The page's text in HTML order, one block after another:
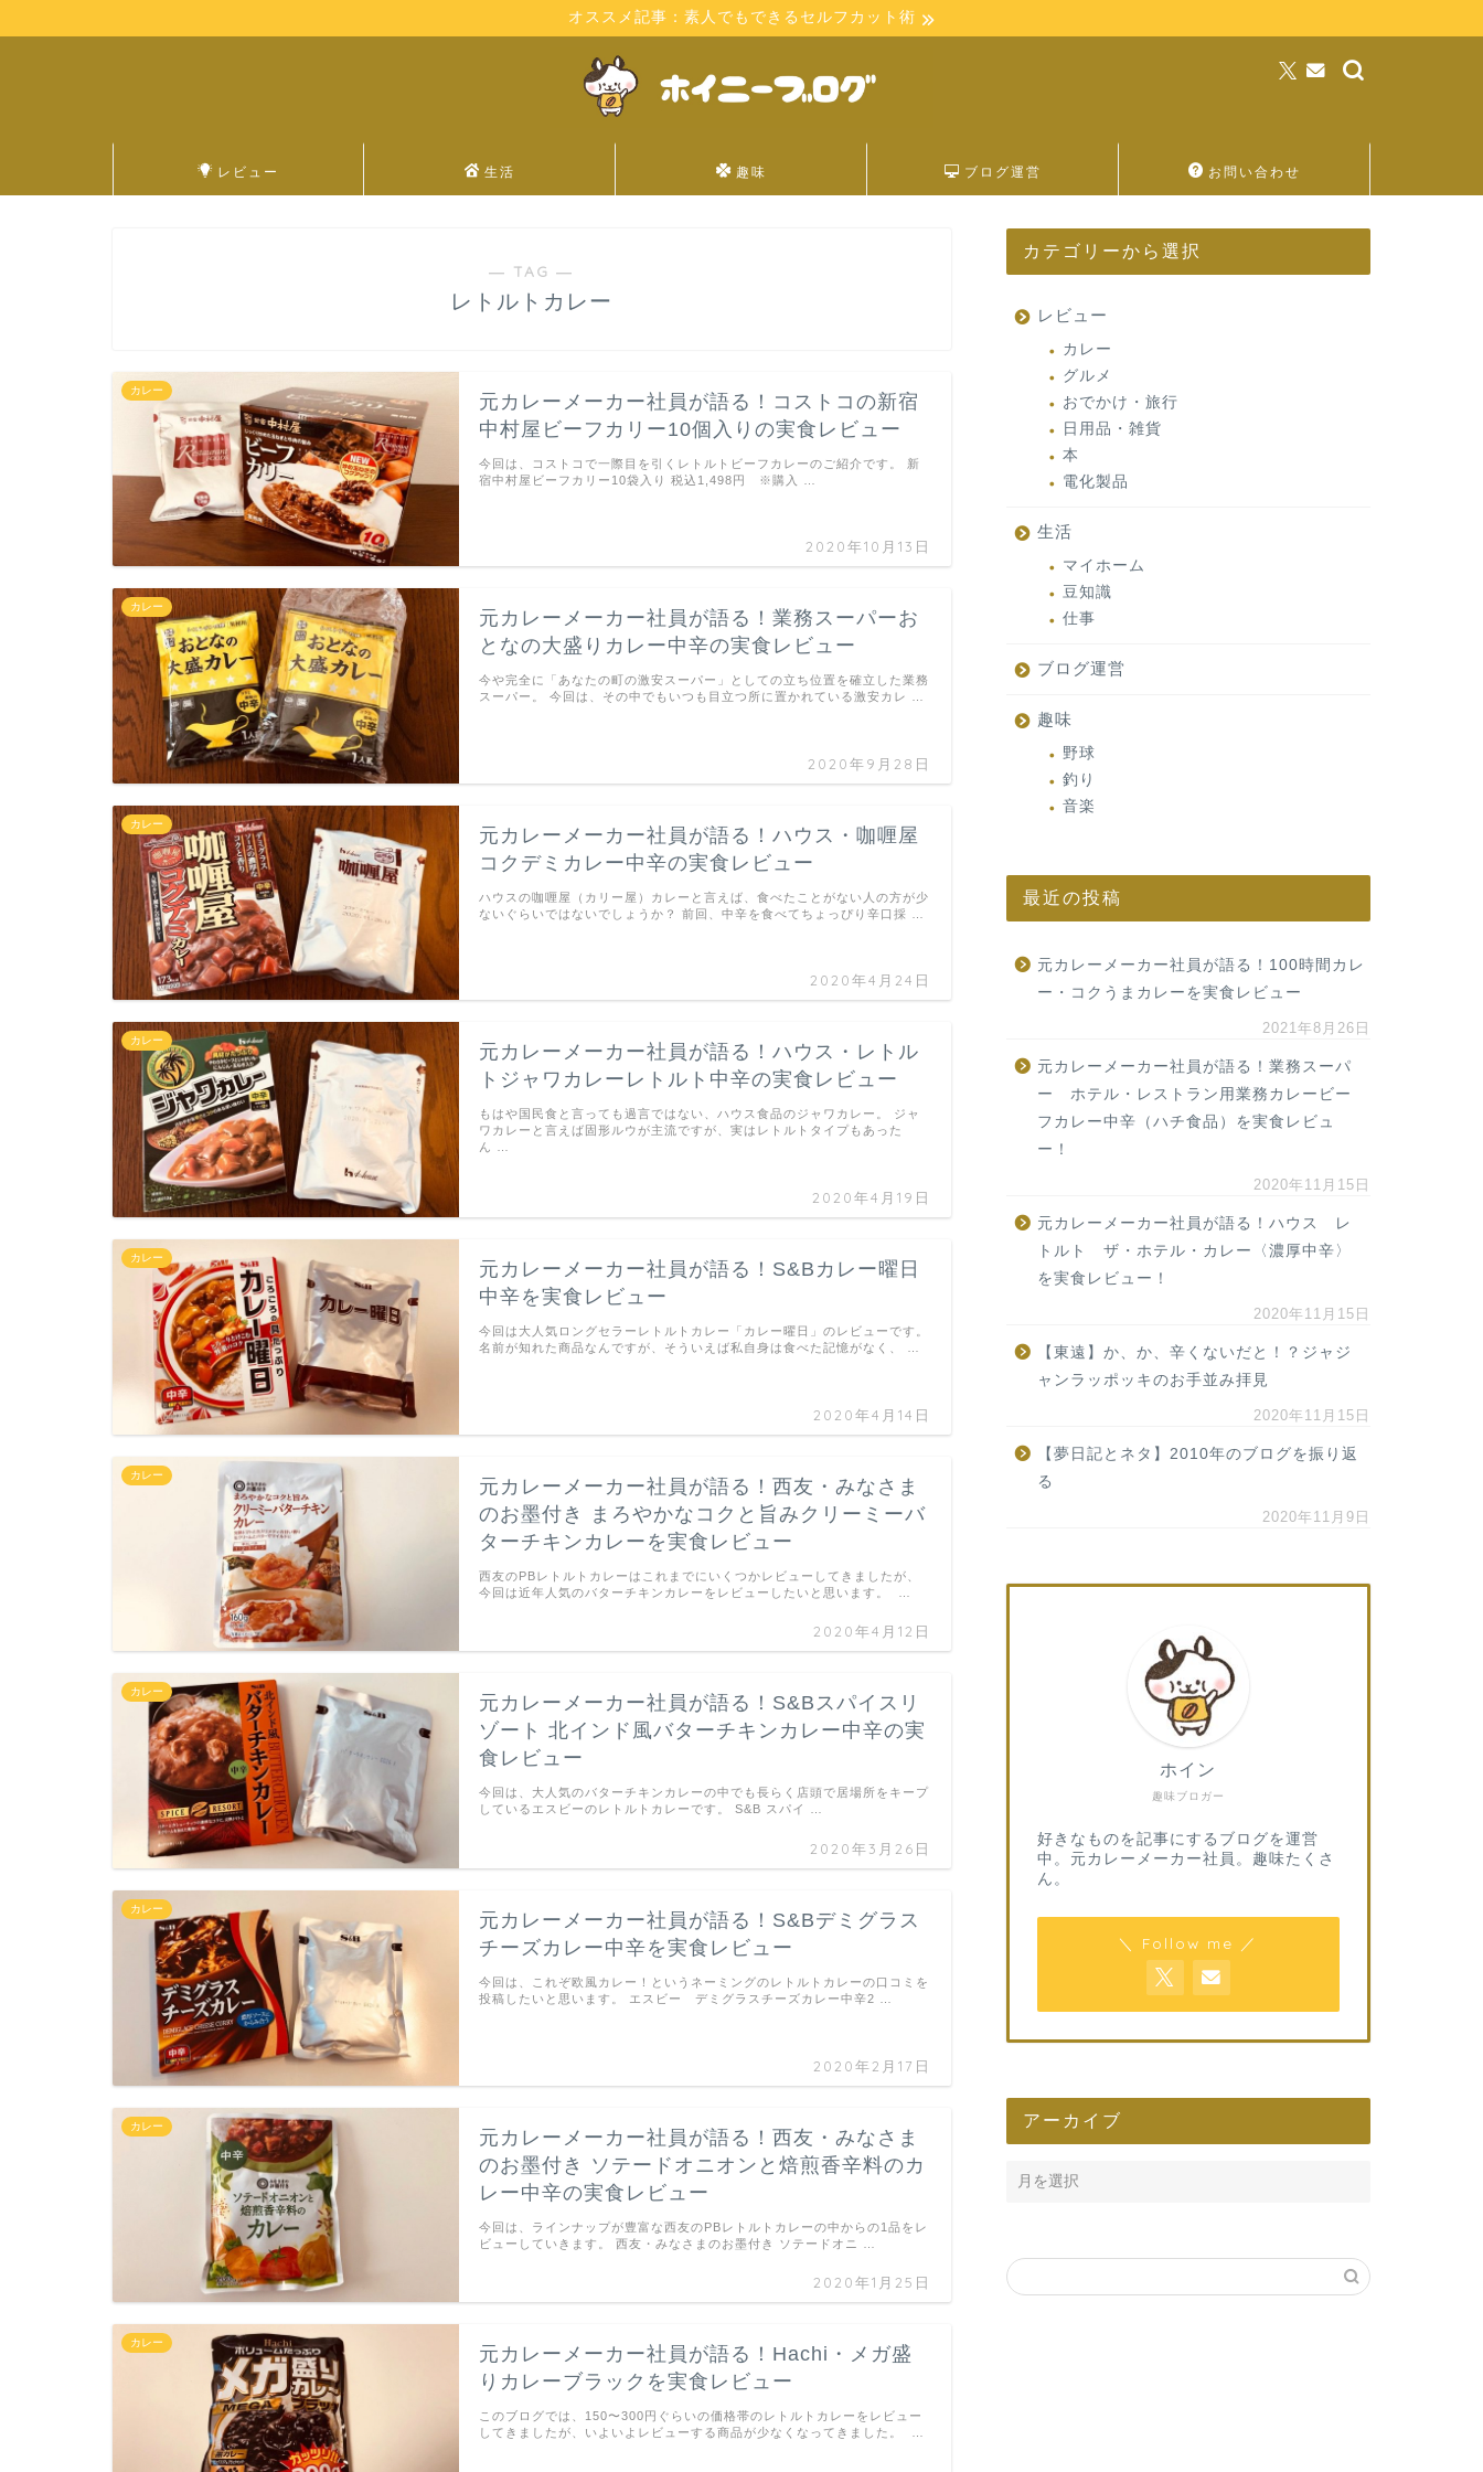
オススメ記事：素人でもできるセルフカット術
レビュー 生活 趣味 ブログ運営 お問い合わせ
― TAG ―
レトルトカレー
カレー
元カレーメーカー社員が語る！コストコの新宿
中村屋ビーフカリー10個入りの実食レビュー
2020年10月13日
今回は、コストコで一際目を引くレトルトビーフカレーのご紹介です。 新
宿中村屋ビーフカリー10袋入り 税込1,498円 ※購入 …
カレー
元カレーメーカー社員が語る！業務スーパーお
となの大盛りカレー中辛の実食レビュー
2020年9月28日
今や完全に「あなたの町の激安スーパー」としての立ち位置を確立した業務
スーパー。 今回は、その中でもいつも目立つ所に置かれている激安カレ …
カレー
元カレーメーカー社員が語る！ハウス・咖喱屋
コクデミカレー中辛の実食レビュー
2020年4月24日
ハウスの咖喱屋（カリー屋）カレーと言えば、食べたことがない人の方が少
ないぐらいではないでしょうか？ 前回、中辛を食べてちょっぴり辛口採 …
カレー
元カレーメーカー社員が語る！ハウス・レトル
トジャワカレーレトルト中辛の実食レビュー
2020年4月19日
もはや国民食と言っても過言ではない、ハウス食品のジャワカレー。 ジャ
ワカレーと言えば固形ルウが主流ですが、実はレトルトタイプもあった
ん …
カレー
元カレーメーカー社員が語る！S&Bカレー曜日
中辛を実食レビュー
2020年4月14日
今回は大人気ロングセラーレトルトカレー「カレー曜日」のレビューです。
名前が知れた商品なんですが、そういえば私自身は食べた記憶がなく、 …
カレー
元カレーメーカー社員が語る！西友・みなさま
のお墨付き まろやかなコクと旨みクリーミーバ
ターチキンカレーを実食レビュー
2020年4月12日
西友のPBレトルトカレーはこれまでにいくつかレビューしてきましたが、
今回は近年人気のバターチキンカレーをレビューしたいと思います。 …
カレー
元カレーメーカー社員が語る！S&Bスパイスリ
ゾート 北インド風バターチキンカレー中辛の実
食レビュー
2020年3月26日
今回は、大人気のバターチキンカレーの中でも長らく店頭で居場所をキープ
しているエスビーのレトルトカレーです。 S&B スパイ …
カレー
元カレーメーカー社員が語る！S&Bデミグラス
チーズカレー中辛を実食レビュー
2020年2月17日
今回は、これぞ欧風カレー！というネーミングのレトルトカレーの口コミを
投稿したいと思います。 エスビー デミグラスチーズカレー中辛2 …
カレー
元カレーメーカー社員が語る！西友・みなさま
のお墨付き ソテードオニオンと焙煎香辛料のカ
レー中辛の実食レビュー
2020年1月25日
今回は、ラインナップが豊富な西友のPBレトルトカレーの中からの1品をレ
ビューしていきます。 西友・みなさまのお墨付き ソテードオニ …
カレー
元カレーメーカー社員が語る！Hachi・メガ盛
りカレーブラックを実食レビュー
このブログでは、150〜300円ぐらいの価格帯のレトルトカレーをレビュー
してきましたが、いよいよレビューする商品が少なくなってきました。 …
カテゴリーから選択
レビュー
カレー
グルメ
おでかけ・旅行
日用品・雑貨
本
電化製品
生活
マイホーム
豆知識
仕事
ブログ運営
趣味
野球
釣り
音楽
最近の投稿
元カレーメーカー社員が語る！100時間カレ
ー・コクうまカレーを実食レビュー
2021年8月26日
元カレーメーカー社員が語る！業務スーパ
ー ホテル・レストラン用業務カレービー
フカレー中辛（ハチ食品）を実食レビュ
ー！
2020年11月15日
元カレーメーカー社員が語る！ハウス レ
トルト ザ・ホテル・カレー〈濃厚中辛〉
を実食レビュー！
2020年11月15日
【東遠】か、か、辛くないだと！？ジャジ
ャンラッポッキのお手並み拝見
2020年11月15日
【夢日記とネタ】2010年のブログを振り返
る
2020年11月9日
趣味ブロガー
ホイン
好きなものを記事にするブログを運営
中。元カレーメーカー社員。趣味たくさ
ん。
＼ Follow me ／
アーカイブ